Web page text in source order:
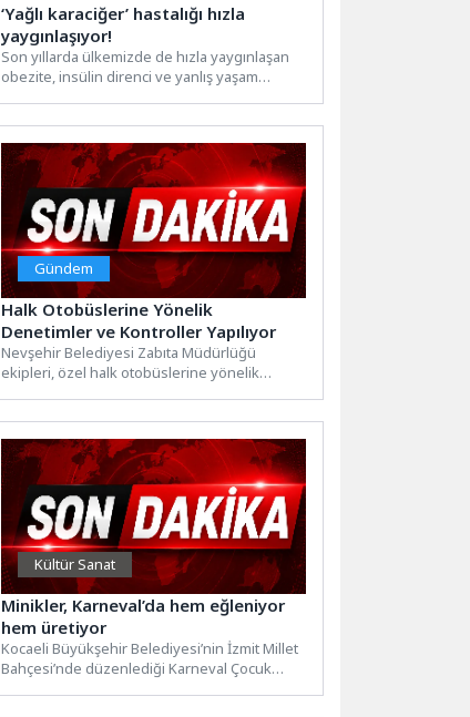
‘Yağlı karaciğer’ hastalığı hızla
yaygınlaşıyor!
Son yıllarda ülkemizde de hızla yaygınlaşan
obezite, insülin direnci ve yanlış yaşam
Gündem
Halk Otobüslerine Yönelik
Denetimler ve Kontroller Yapılıyor
Nevşehir Belediyesi Zabıta Müdürlüğü
ekipleri, özel halk otobüslerine yönelik
Kültür Sanat
Minikler, Karneval’da hem eğleniyor
hem üretiyor
Kocaeli Büyükşehir Belediyesi’nin İzmit Millet
Bahçesi’nde düzenlediği Karneval Çocuk